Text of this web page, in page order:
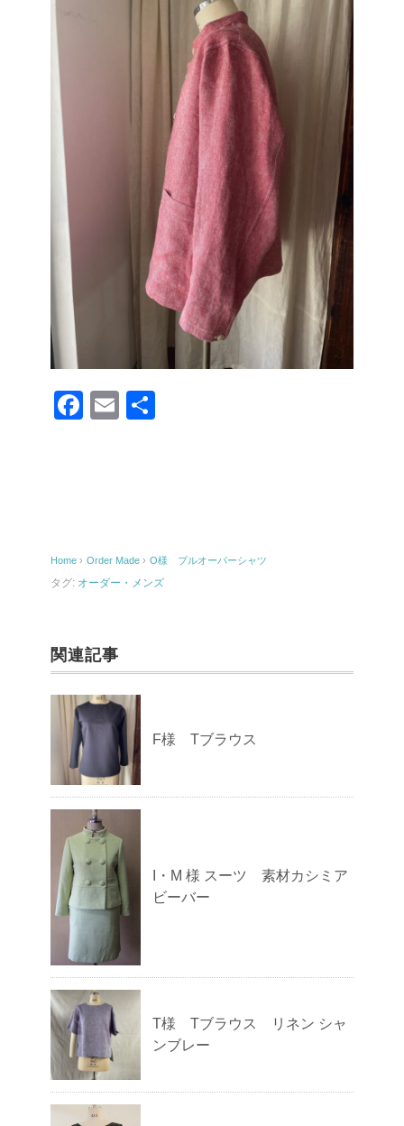
F
o
o
E
Home › Order Made › O様 プルオーバーシャツ
タグ: オーダー・メンズ
関連記事
F様 Tブラウス
I・M 様 スーツ 素材カシミア
ビーバー
T様 Tブラウス リネン シャ
ンブレー